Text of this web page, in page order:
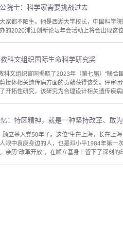
院士：科学家需要挑战过去
家都不陌生。他是西湖大学校长，中国科学
的2020浦江创新论坛年会活动上将会出现这
科文组织国际生命科学研究奖
科文组织官网揭晓了2023年（第七届）“联
接体相关遗传病方面的贡献获得该奖。评审
开拓性研究，该研究为合理设计相关遗传
：特区精神，就是一种坚持改革、敢
立基入党50年了。这位“生在上海，长在上
眼中袁庚身边的人，也是邓小平1984年第
亲历“改革开放”，在顾立基身上留下了深刻